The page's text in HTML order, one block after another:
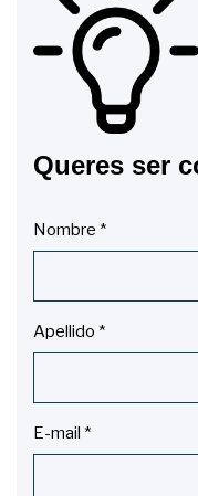
Queres ser
Nombre *
Apellido *
E-mail *